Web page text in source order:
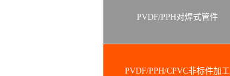
PVDF/PPH对焊式管件
PVDF/PPH/CPVC非标件加工